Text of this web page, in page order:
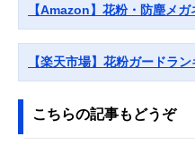
【Amazon】花粉・防塵メ
【楽天市場】花粉ガードラ
こちらの記事もどうぞ